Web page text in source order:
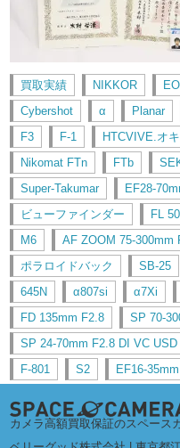
買取実績 NIKKOR
Cybershot
α Planar
F3
F-1 HTCVIVE.オ
Nikomat FTn
FTb
Super-Takumar
EF28-
ビューファインダー
FL
M6
AF ZOOM 75-300mm
ポラロイドバック
SB-25
645N
α807si α7Xi
FD 135mm F2.8
SP 70-
SP 24-70mm F2.8 DI VC USD
F-801
S2 EF16-
カメラ高額買取保証のスペース